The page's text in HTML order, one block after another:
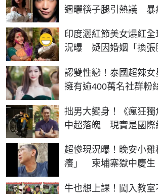
週曬筷子腿引熱議 暴
印度灑紅節美女爆紅
況曝 疑因婚姻「換張
認雙性戀！泰國超辣
擁有逾400萬名社群粉
拙男大變身！《瘋狂獨
中超落魄 現實是國際
超慘現況曝！晚安小
癢」 柬埔寨獄中慶生
牛也想上課！闖入教